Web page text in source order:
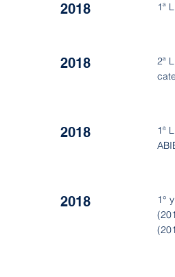
2018 1ª
2018
2ª
2018
1ª
2018
1°